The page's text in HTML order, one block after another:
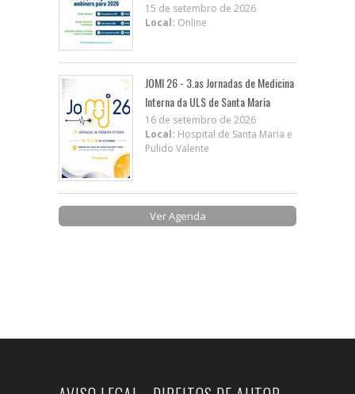
15 de setembro de 2026
Local: Online
JOMI 26 - 3.as Jornadas de Medicina
Interna da ULS de Santa Maria
16 de setembro de 2026
Local: Hospital de Santa Maria e
Pulido Valente
Ver Agenda